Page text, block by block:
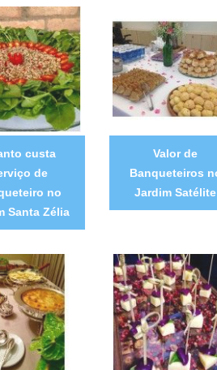
custa
de
no
Santa Zélia
Valor de
Banqueteiros
Jardim Satélite